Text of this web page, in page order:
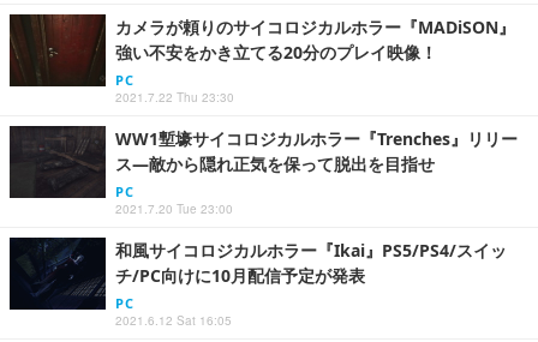
カメラが頼りのサイコロジカルホラー『MADiSON』
強い不安をかき立てる20分のプレイ映像！
PC
2021.7.22 Thu 23:30
WW1塹壕サイコロジカルホラー『Trenches』リリー
ス―敵から隠れ正気を保って脱出を目指せ
PC
2021.7.20 Tue 23:00
和風サイコロジカルホラー『Ikai』PS5/PS4/スイッ
チ/PC向けに10月配信予定が発表
PC
2021.6.12 Sat 16:05